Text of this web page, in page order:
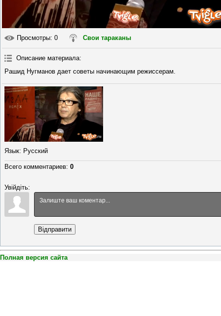
Просмотры: 0 Свои тараканы
Описание материала:
Рашид Нугманов дает советы начинающим режиссерам.
Язык: Русский
Всего комментариев: 0
Увійдіть:
Відправити
Полная версия сайта